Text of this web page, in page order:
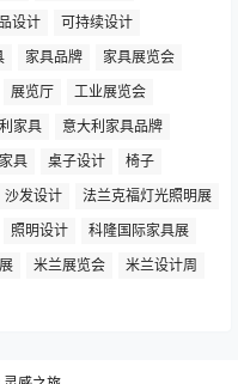
设计
可持续设计
家具品牌
家具展览会
展览厅
工业展览会
家具
意大利家具品牌
具 桌子设计
椅子
沙发设计
法兰克福灯光照明展
照明设计
科隆国际家具展
米兰展览会
米兰设计周